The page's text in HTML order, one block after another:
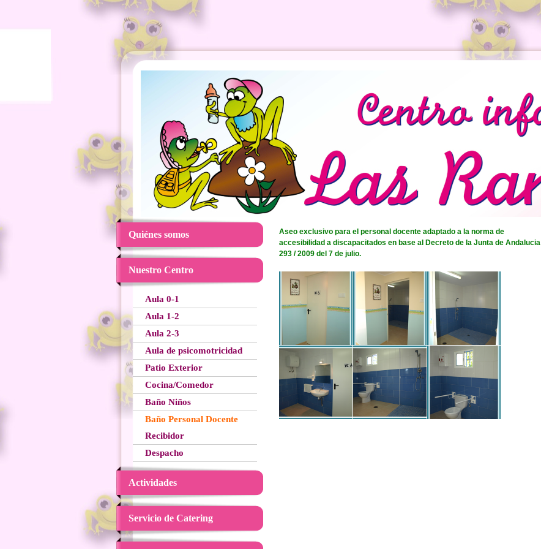
Quiénes somos
Nuestro Centro
Aula 0-1
Aula 1-2
Aula 2-3
Aula de psicomotricidad
Patio Exterior
Cocina/Comedor
Baño Niños
Baño Personal Docente
Recibidor
Despacho
Actividades
Servicio de Catering
Aseo exclusivo para el personal docente adaptado a la norma de
accesibilidad a discapacitados en base al Decreto de la Junta de Andalucia
293 / 2009 del 7 de julio.